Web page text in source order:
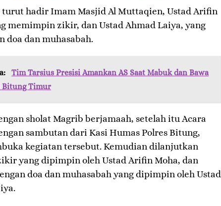
turut hadir Imam Masjid Al Muttaqien, Ustad Arifin
memimpin zikir, dan Ustad Ahmad Laiya, yang
doa dan muhasabah.
Tim Tarsius Presisi Amankan AS Saat Mabuk dan Bawa
Bitung Timur
sholat Magrib berjamaah, setelah itu Acara
sambutan dari Kasi Humas Polres Bitung,
kegiatan tersebut. Kemudian dilanjutkan
yang dipimpin oleh Ustad Arifin Moha, dan
doa dan muhasabah yang dipimpin oleh Ustad